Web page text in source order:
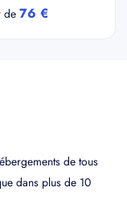
de76 €
de tous
dans plus de 10